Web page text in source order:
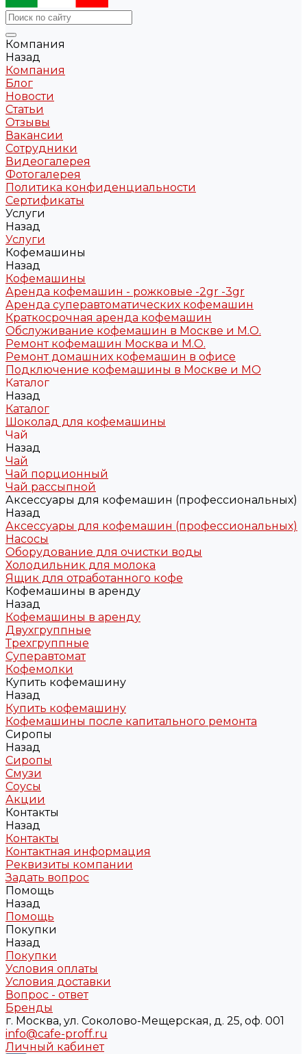
Компания
Назад
Компания
Блог
Новости
Статьи
Отзывы
Вакансии
Сотрудники
Видеогалерея
Фотогалерея
Политика конфиденциальности
Сертификаты
Услуги
Назад
Услуги
Кофемашины
Назад
Кофемашины
Аренда кофемашин - рожковые -2gr -3gr
Аренда суперавтоматических кофемашин
Краткосрочная аренда кофемашин
Обслуживание кофемашин в Москве и М.О.
Ремонт кофемашин Москва и М.О.
Ремонт домашних кофемашин в офисе
Подключение кофемашины в Москве и МО
Каталог
Назад
Каталог
Шоколад для кофемашины
Чай
Назад
Чай
Чай порционный
Чай рассыпной
Аксессуары для кофемашин (профессиональных)
Назад
Аксессуары для кофемашин (профессиональных)
Насосы
Оборудование для очистки воды
Холодильник для молока
Ящик для отработанного кофе
Кофемашины в аренду
Назад
Кофемашины в аренду
Двухгруппные
Трехгруппные
Суперавтомат
Кофемолки
Купить кофемашину
Назад
Купить кофемашину
Кофемашины после капитального ремонта
Сиропы
Назад
Сиропы
Смузи
Соусы
Акции
Контакты
Назад
Контакты
Контактная информация
Реквизиты компании
Задать вопрос
Помощь
Назад
Помощь
Покупки
Назад
Покупки
Условия оплаты
Условия доставки
Вопрос - ответ
Бренды
г. Москва, ул. Соколово-Мещерская, д. 25, оф. 001
info@cafe-proff.ru
Личный кабинет